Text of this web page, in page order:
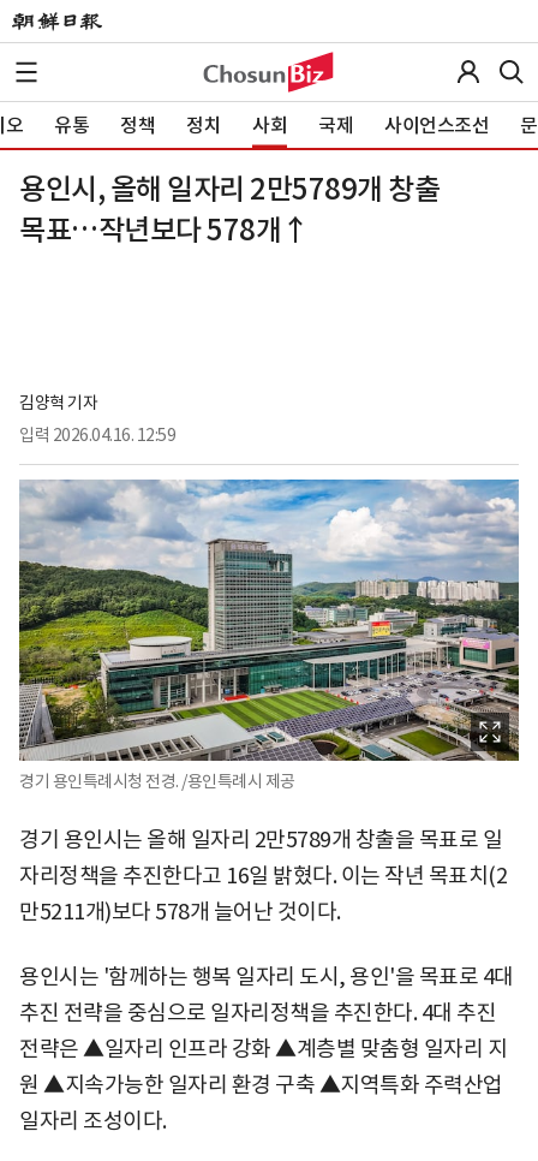
오 유통 정책 정치 사회 국제 사이언스조선
용인시, 올해 일자리 2만5789개 창출
목표…작년보다 578개↑
김양혁 기자
입력 2026.04.16. 12:59
경기 용인특례시청 전경. /용인특례시 제공
경기 용인시는 올해 일자리 2만5789개 창출을 목표로 일
자리정책을 추진한다고 16일 밝혔다. 이는 작년 목표치(2
만5211개)보다 578개 늘어난 것이다.
용인시는 '함께하는 행복 일자리 도시, 용인'을 목표로 4대
추진 전략을 중심으로 일자리정책을 추진한다. 4대 추진
전략은 ▲일자리 인프라 강화 ▲계층별 맞춤형 일자리 지
원 ▲지속가능한 일자리 환경 구축 ▲지역특화 주력산업
일자리 조성이다.